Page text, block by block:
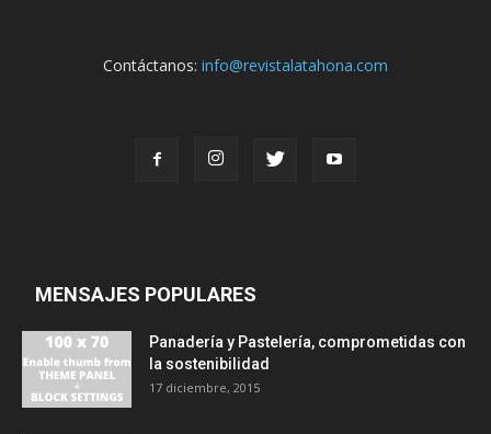
Contáctanos: info@revistalatahona.com
MENSAJES POPULARES
Panadería y Pastelería, comprometidas con
la sostenibilidad
17 diciembre, 2015